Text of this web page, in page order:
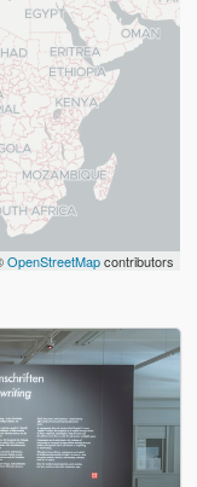
OpenStreetMapcontributors